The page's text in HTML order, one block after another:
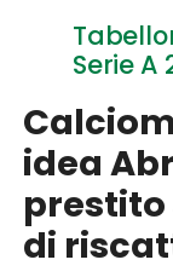
Serie A
idea
prestito
di